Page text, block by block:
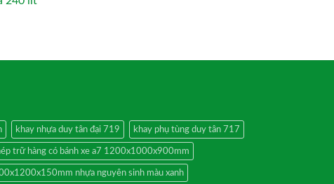
khay nhựa duy tân đại 719 khay phụ tùng duy tân 717
trữ hàng có bánh xe a7 1200x1000x900mm
nhựa nguyên sinh màu xanh